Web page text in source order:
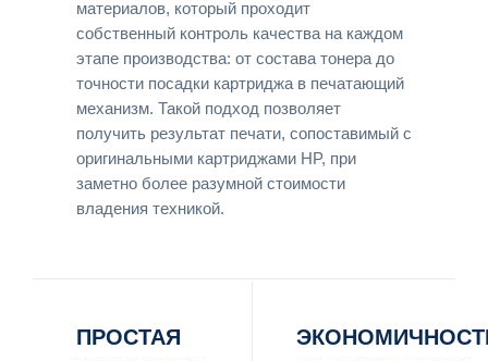
материалов, который проходит
собственный контроль качества на каждом
этапе производства: от состава тонера до
точности посадки картриджа в печатающий
механизм. Такой подход позволяет
получить результат печати, сопоставимый с
оригинальными картриджами HP, при
заметно более разумной стоимости
владения техникой.
ПРОСТАЯ